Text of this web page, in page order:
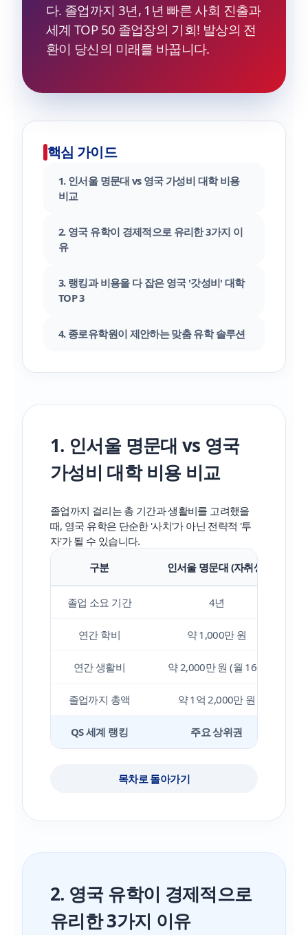
다. 졸업까지 3년, 1년 빠른 사회 진출과
세계 TOP 50 졸업장의 기회! 발상의 전
환이 당신의 미래를 바꿉니다.
핵심 가이드
1. 인서울 명문대 vs 영국 가성비 대학 비용
비교
2. 영국 유학이 경제적으로 유리한 3가지 이
유
3. 랭킹과 비용을 다 잡은 영국 '갓성비' 대학
TOP 3
4. 종로유학원이 제안하는 맞춤 유학 솔루션
1. 인서울 명문대 vs 영국
가성비 대학 비용 비교
졸업까지 걸리는 총 기간과 생활비를 고려했을
때, 영국 유학은 단순한 '사치'가 아닌 전략적 '투
자'가 될 수 있습니다.
구분
인서울 명문대 (자취생)
졸업 소요 기간 4년
연간 학비 약 1,000만 원
연간 생활비 약 2,000만 원 (월 160)
졸업까지 총액 약 1억 2,000만 원
QS 세계 랭킹 주요 상위권
목차로 돌아가기
2. 영국 유학이 경제적으로
유리한 3가지 이유